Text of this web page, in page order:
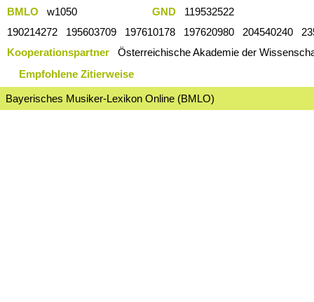
BMLO w1050 GND
119532522
190214272 195603709 197610178 197620980 204540240
Kooperationspartner
Österreichische Akademie der
Empfohlene Zitierweise
Bayerisches Musiker-Lexikon Online (BMLO)